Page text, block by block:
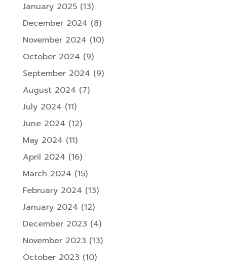
January 2025(13)
December 2024 (8)
November 2024 (10)
October 2024 (9)
September 2024 (9)
August 2024 (7)
July 2024 (11)
June 2024 (12)
May 2024 (11)
April 2024 (16)
March 2024 (15)
February 2024 (13)
January 2024 (12)
December 2023 (4)
November 2023 (13)
October 2023 (10)